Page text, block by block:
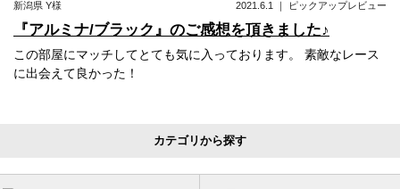
新潟県 Y様 2021.6.1 ｜ ピックアップレビュー
『アルミナ/ブラック』のご感想を頂きました♪
この部屋にマッチしてとても気に入っております。 素敵なレース
に出会えて良かった！
カテゴリから探す